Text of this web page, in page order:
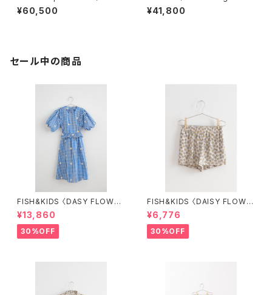
K JQ JUMPER〉
¥60,500
ier〉
¥41,800
セール中の商品
FISH&KIDS 〈DASY FLOWER
S DRESS〉
¥13,860
30%OFF
FISH&KIDS 〈DAISY FLOWE
R SHORT〉
¥6,776
30%OFF